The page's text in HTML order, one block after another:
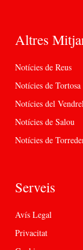
Altres
Notícies de Reus
Notícies de Tortosa
Notícies del
Notícies de Salou
Notícies de
Serveis
Avís Legal
Privacitat